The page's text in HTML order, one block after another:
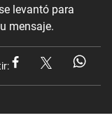
levantó para
mensaje.